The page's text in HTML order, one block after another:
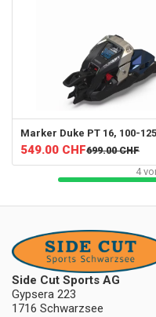
Marker Duke PT 16, 100-
549.00 CHF699.00 CHF
4
Side Cut Sports AG
Gypsera 223
1716 Schwarzsee